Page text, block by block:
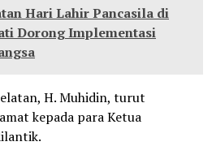
Hari Lahir Pancasila di
Dorong Implementasi
H. Muhidin, turut
kepada para Ketua